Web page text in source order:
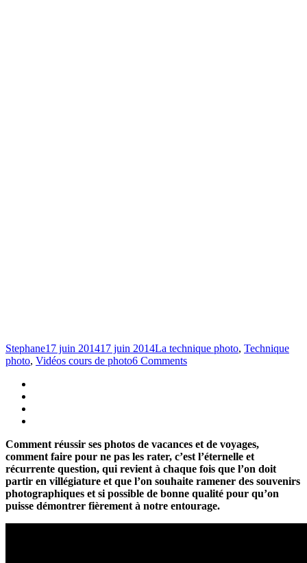
Stephane17 juin 201417 juin 2014La technique photo, Technique
photo, Vidéos cours de photo6 Comments
Comment réussir ses photos de vacances et de voyages,
comment faire pour ne pas les rater, c’est l’éternelle et
récurrente question, qui revient à chaque fois que l’on doit
partir en villégiature et que l’on souhaite ramener des souvenirs
photographiques et si possible de bonne qualité pour qu’on
puisse démontrer fièrement à notre entourage.